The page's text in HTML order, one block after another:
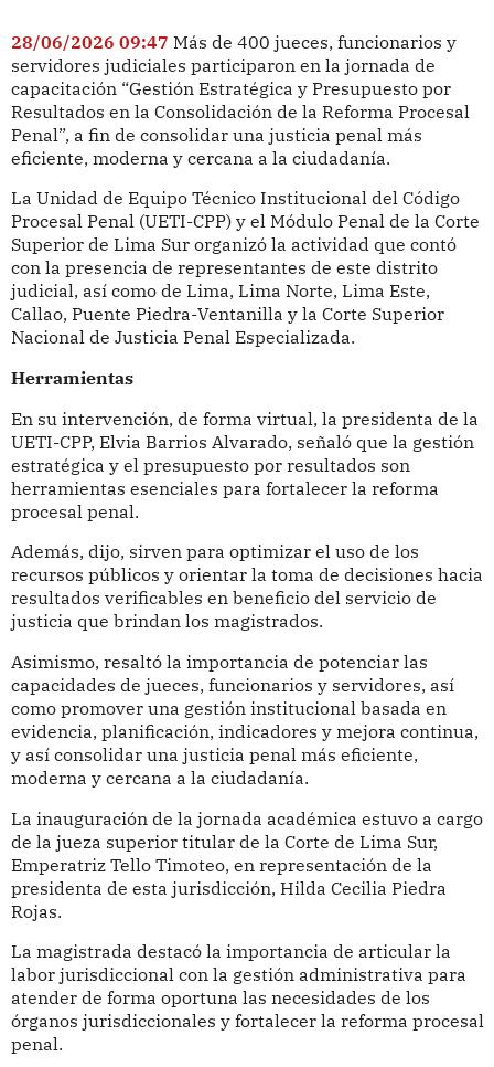
28/06/2026 09:47 Más de 400 jueces, funcionarios y
servidores judiciales participaron en la jornada de
capacitación “Gestión Estratégica y Presupuesto por
Resultados en la Consolidación de la Reforma Procesal
Penal”, a fin de consolidar una justicia penal más
eficiente, moderna y cercana a la ciudadanía.
La Unidad de Equipo Técnico Institucional del Código
Procesal Penal (UETI-CPP) y el Módulo Penal de la Corte
Superior de Lima Sur organizó la actividad que contó
con la presencia de representantes de este distrito
judicial, así como de Lima, Lima Norte, Lima Este,
Callao, Puente Piedra-Ventanilla y la Corte Superior
Nacional de Justicia Penal Especializada.
Herramientas
En su intervención, de forma virtual, la presidenta de la
UETI-CPP, Elvia Barrios Alvarado, señaló que la gestión
estratégica y el presupuesto por resultados son
herramientas esenciales para fortalecer la reforma
procesal penal.
Además, dijo, sirven para optimizar el uso de los
recursos públicos y orientar la toma de decisiones hacia
resultados verificables en beneficio del servicio de
justicia que brindan los magistrados.
Asimismo, resaltó la importancia de potenciar las
capacidades de jueces, funcionarios y servidores, así
como promover una gestión institucional basada en
evidencia, planificación, indicadores y mejora continua,
y así consolidar una justicia penal más eficiente,
moderna y cercana a la ciudadanía.
La inauguración de la jornada académica estuvo a cargo
de la jueza superior titular de la Corte de Lima Sur,
Emperatriz Tello Timoteo, en representación de la
presidenta de esta jurisdicción, Hilda Cecilia Piedra
Rojas.
La magistrada destacó la importancia de articular la
labor jurisdiccional con la gestión administrativa para
atender de forma oportuna las necesidades de los
órganos jurisdiccionales y fortalecer la reforma procesal
penal.